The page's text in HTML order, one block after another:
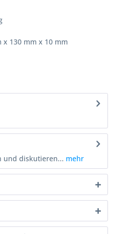
x 130 mm x 10 mm
und diskutieren... mehr